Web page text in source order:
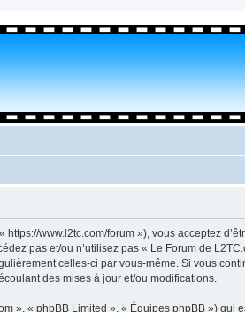
www.l2tc.com/forum »), vous acceptez
pas et/ou n’utilisez pas « Le Forum de
celles-ci par vous-même. Si vous
des mises à jour et/ou modifications.
», « phpBB Limited », « Équipes phpBB ») qui